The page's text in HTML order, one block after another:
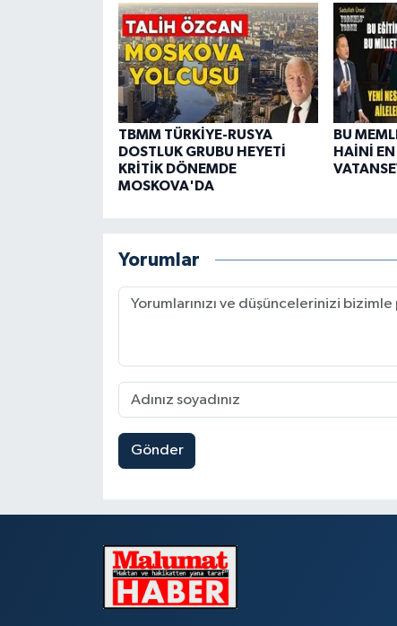
TBMM TÜRKİYE-RUSYA
DOSTLUK GRUBU HEYETİ
KRİTİK DÖNEMDE
MOSKOVA'DA
BU
HAİNİ
Yorumlar
Gönder